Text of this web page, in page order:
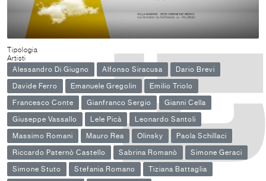
Tipologia
Artisti
Alessandro Di Giugno
Alfonso Siracusa
Dario Brevi
Davide Ferro
Emanuele Gregolin
Emilio Triolo
Francesco Conte
Gianfranco Sergio
Gianni Cella
Giuseppe Vassallo
Lele Picà
Leonardo Santoli
Massimo Romani
Mauro Rea Olinsky
Paola Schillaci
Riccardo Paternò Castello
Sabrina Romanò
Simone Geraci
Simone Stuto
Stefania Romano
Tiziana Battaglia